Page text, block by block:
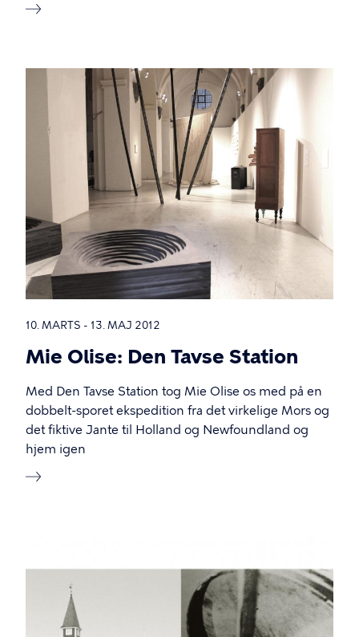
10. MARTS - 13. MAJ 2012
Mie Olise: Den Tavse Station
Med Den Tavse Station tog Mie Olise os med på en
dobbelt-sporet ekspedition fra det virkelige Mors og
det fiktive Jante til Holland og Newfoundland og
hjem igen